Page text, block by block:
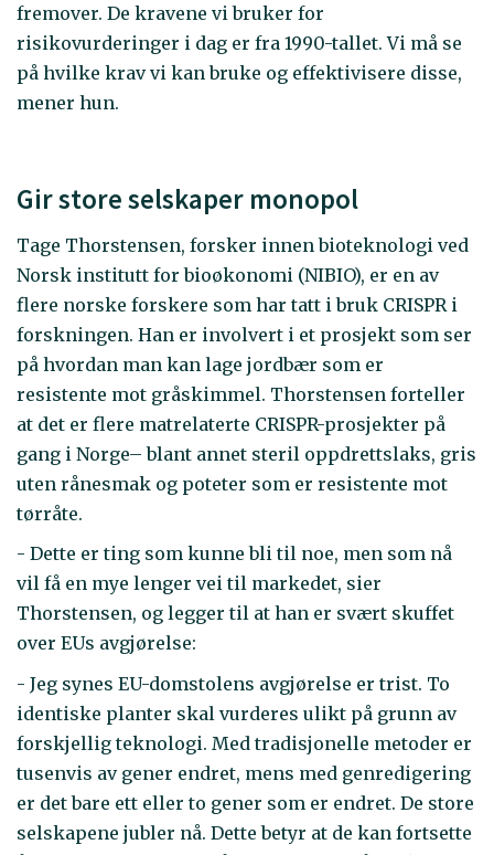
fremover. De kravene vi bruker for
risikovurderinger i dag er fra 1990-tallet. Vi må se
på hvilke krav vi kan bruke og effektivisere disse,
mener hun.
Gir store selskaper monopol
Tage Thorstensen, forsker innen bioteknologi ved
Norsk institutt for bioøkonomi (NIBIO), er en av
flere norske forskere som har tatt i bruk CRISPR i
forskningen. Han er involvert i et prosjekt som ser
på hvordan man kan lage jordbær som er
resistente mot gråskimmel. Thorstensen forteller
at det er flere matrelaterte CRISPR-prosjekter på
gang i Norge– blant annet steril oppdrettslaks, gris
uten rånesmak og poteter som er resistente mot
tørråte.
- Dette er ting som kunne bli til noe, men som nå
vil få en mye lenger vei til markedet, sier
Thorstensen, og legger til at han er svært skuffet
over EUs avgjørelse:
- Jeg synes EU-domstolens avgjørelse er trist. To
identiske planter skal vurderes ulikt på grunn av
forskjellig teknologi. Med tradisjonelle metoder er
tusenvis av gener endret, mens med genredigering
er det bare ett eller to gener som er endret. De store
selskapene jubler nå. Dette betyr at de kan fortsette